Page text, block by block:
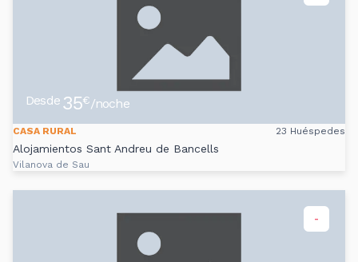
Desde 35€/noche
CASA RURAL 23 Huéspedes
Alojamientos Sant Andreu de Bancells
Vilanova de Sau
-